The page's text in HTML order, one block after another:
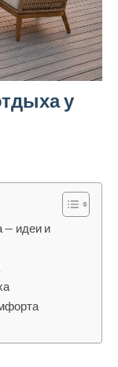
у
— идеи и